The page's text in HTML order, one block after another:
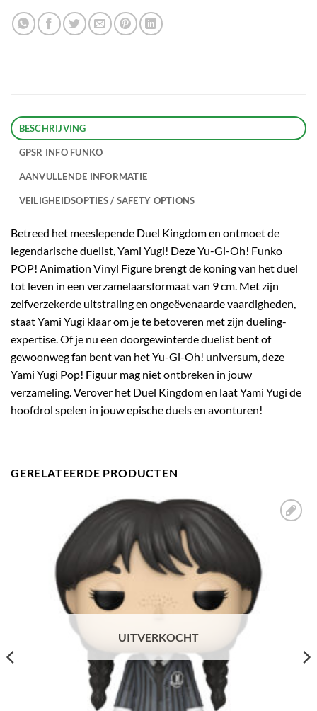
BESCHRIJVING
GPSR INFO FUNKO
AANVULLENDE INFORMATIE
VEILIGHEIDSOPTIES / SAFETY OPTIONS
Betreed het meeslepende Duel Kingdom en ontmoet de
legendarische duelist, Yami Yugi! Deze Yu-Gi-Oh! Funko
POP! Animation Vinyl Figure brengt de koning van het duel
tot leven in een verzamelaarsformaat van 9 cm. Met zijn
zelfverzekerde uitstraling en ongeëvenaarde vaardigheden,
staat Yami Yugi klaar om je te betoveren met zijn dueling-
expertise. Of je nu een doorgewinterde duelist bent of
gewoonweg fan bent van het Yu-Gi-Oh! universum, deze
Yami Yugi Pop! Figuur mag niet ontbreken in jouw
verzameling. Verover het Duel Kingdom en laat Yami Yugi de
hoofdrol spelen in jouw epische duels en avonturen!
GERELATEERDE PRODUCTEN
UITVERKOCHT